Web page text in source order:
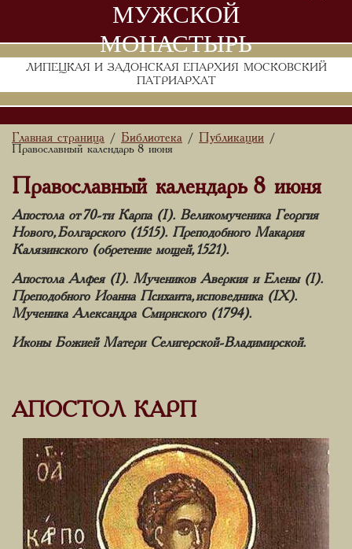
МУЖСКОЙ
МОНАСТЫРЬ
ЛИПЕЦКАЯ И ЗАДОНСКАЯ ЕПАРХИЯ МОСКОВСКИЙ
ПАТРИАРХАТ
Главная страница / Библиотека / Публикации /
Православный календарь 8 июня
Православный календарь 8 июня
Апостола от 70-ти Карпа (I). Великомученика Георгия
Нового, Болгарского (1515). Преподобного Макария
Калязинского (обретение мощей, 1521).
Апостола Алфея (I). Мучеников Аверкия и Елены (I).
Преподобного Иоанна Психаита, исповедника (IX).
Мученика Александра Смирнского (1794).
Иконы Божией Матери Селигерской-Владимирской.
АПОСТОЛ КАРП